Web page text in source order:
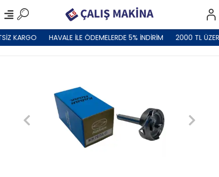
KARGO HAVALE İLE ÖDEMELERDE 5% İNDİRİM 2000 TL